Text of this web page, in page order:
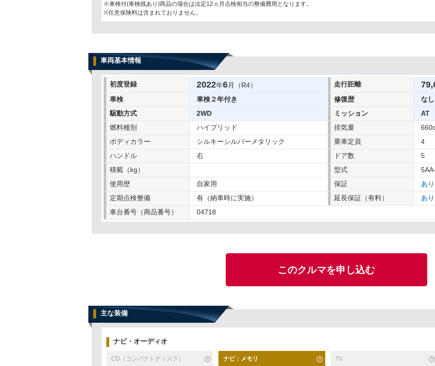
※車検付(車検残あり)商品の場合は法定12ヵ月点検相当の整備費用となります。
※任意保険料は含まれておりません。
車両基本情報
初度登録 2022年6月（R4） 走行距離
車検
車検２年付き 修復歴
なし
駆動方式
2WD ミッション
AT
燃料種別
ハイブリッド 排気量
ボディカラー
シルキーシルバーメタリック 乗車定員
4
ハンドル
右 ドア数
5
積載（kg）
型式
使用歴
自家用 保証
あり
定期点検整備
有（納車時に実施） 延長保証（有料）
あり
車台番号（商品番号）
04718
このクルマを申し込む
主な装備
ナビ・オーディオ
CD（コンパクトディスク） ナビ：メモリ TV